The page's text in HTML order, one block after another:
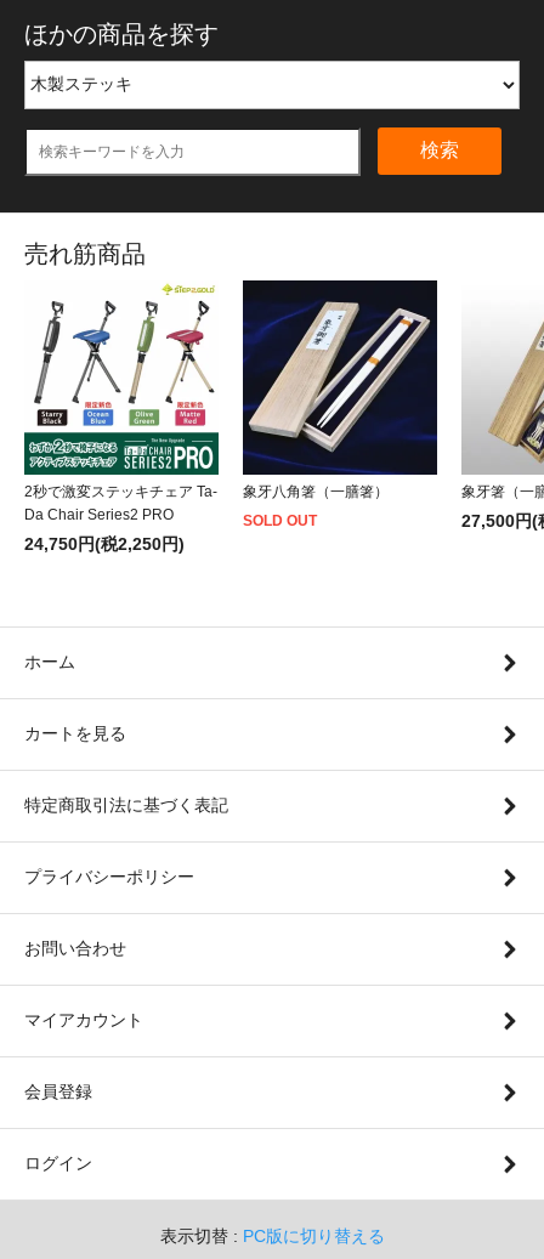
ほかの商品を探す
検索
売れ筋商品
2秒で激変ステッキチェア Ta-
Da Chair Series2 PRO
24,750円(税2,250円)
象牙八角箸（一膳箸）
SOLD OUT
象牙箸（一
27,500円(
ホーム
カートを見る
特定商取引法に基づく表記
プライバシーポリシー
お問い合わせ
マイアカウント
会員登録
ログイン
表示切替 : PC版に切り替える